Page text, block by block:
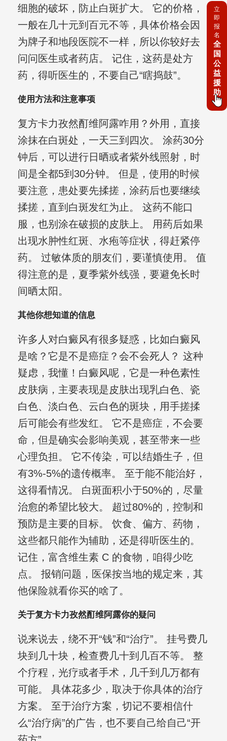
细胞的破坏，防止白斑扩大。 它的价格，
一般在几十元到百元不等，具体价格会因
为牌子和地段医院不一样，所以你较好去
问问医生或者药店。 记住，这药是处方
药，得听医生的，不要自己“瞎捣鼓”。
使用方法和注意事项
复方卡力孜然酊维阿露咋用？外用，直接
涂抹在白斑处，一天三到四次。 涂药30分
钟后，可以进行日晒或者紫外线照射，时
间是全都5到30分钟。 但是，使用的时候
要注意，患处要先揉搓，涂药后也要继续
揉搓，直到白斑发红为止。 这药不能口
服，也别涂在破损的皮肤上。 用药后如果
出现水肿性红斑、水疱等症状，得赶紧停
药。 过敏体质的朋友们，要谨慎使用。 值
得注意的是，夏季紫外线强，要避免长时
间晒太阳。
其他你想知道的信息
许多人对白癜风有很多疑惑，比如白癜风
是啥？它是不是癌症？会不会死人？ 这种
疑虑，我懂！白癜风呢，它是一种色素性
皮肤病，主要表现是皮肤出现乳白色、瓷
白色、淡白色、云白色的斑块，用手搓揉
后可能会有些发红。 它不是癌症，不会要
命，但是确实会影响美观，甚至带来一些
心理负担。 它不传染，可以结婚生子，但
有3%-5%的遗传概率。 至于能不能治好，
这得看情况。 白斑面积小于50%的，尽量
治愈的希望比较大。 超过80%的，控制和
预防是主要的目标。 饮食、偏方、药物，
这些都只能作为辅助，还是得听医生的。
记住，富含维生素 C 的食物，咱得少吃
点。 报销问题，医保按当地的规定来，其
他保险就看你买的啥了。
关于复方卡力孜然酊维阿露你的疑问
说来说去，绕不开“钱”和“治疗”。 挂号费几
块到几十块，检查费几十到几百不等。 整
个疗程，光疗或者手术，几千到几万都有
可能。 具体花多少，取决于你具体的治疗
方案。 至于治疗方案，切记不要相信什
么“治疗病”的广告，也不要自己给自己“开
立
即
报
名
全
国
公
益
援
助